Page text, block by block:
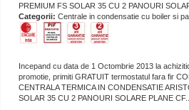
PREMIUM FS SOLAR 35 CU 2 PANOURI
Categorii: Centrale in condensatie cu boiler si
Incepand cu data de 1 Octombrie 2013 la
promotie, primiti GRATUIT termostatul fara fir
CENTRALA TERMICA IN CONDENSATIE
SOLAR 35 CU 2 PANOURI SOLARE PLANE CF...